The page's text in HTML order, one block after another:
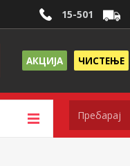
15-501
АКЦИЈА ЧИСТЕЊЕ